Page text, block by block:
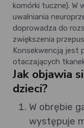
komórki tuczne). W
uwalniania
doprowadza do
zwiększenia
Konsekwencją jest
otaczających
Jak objawia
dzieci?
W obrębie
występuje